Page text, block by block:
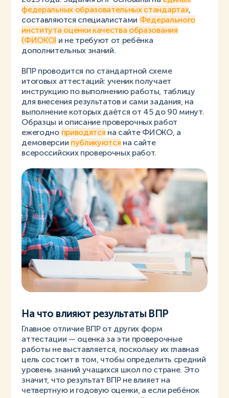
федеральных образовательных стандартах,
составляются специалистами Федерального
института оценки качества образования
(ФИОКО) и не требуют от ребёнка
дополнительных знаний.
ВПР проводится по стандартной схеме
итоговых аттестаций: ученик получает
инструкцию по выполнению работы, таблицу
для внесения результатов и сами задания, на
выполнение которых даётся от 45 до 90 минут.
Образцы и описание проверочных работ
ежегодно приводятся на сайте ФИОКО, а
демоверсии публикуются на сайте
всероссийских проверочных работ.
На что влияют результаты ВПР
Главное отличие ВПР от других форм
аттестации — оценка за эти проверочные
работы не выставляется, поскольку их главная
цель состоит в том, чтобы определить средний
уровень знаний учащихся школ по стране. Это
значит, что результат ВПР не влияет на
четвертную и годовую оценки, а если ребёнок